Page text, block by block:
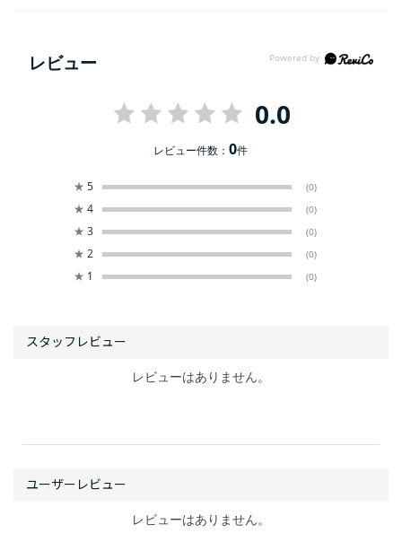
レビュー
0.0
レビュー件数：0件
★ 5 (0)
★ 4 (0)
★ 3 (0)
★ 2 (0)
★ 1 (0)
レビューはありません。
レビューはありません。